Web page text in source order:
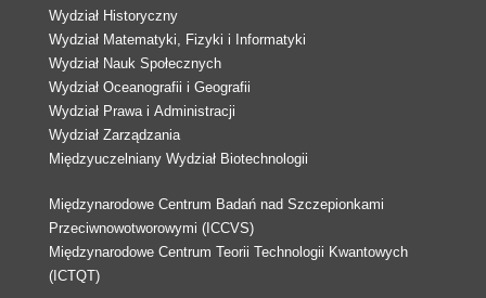
Wydział Historyczny
Wydział Matematyki, Fizyki i Informatyki
Wydział Nauk Społecznych
Wydział Oceanografii i Geografii
Wydział Prawa i Administracji
Wydział Zarządzania
Międzyuczelniany Wydział Biotechnologii
Międzynarodowe Centrum Badań nad Szczepionkami
Przeciwnowotworowymi (ICCVS)
Międzynarodowe Centrum Teorii Technologii Kwantowych
(ICTQT)